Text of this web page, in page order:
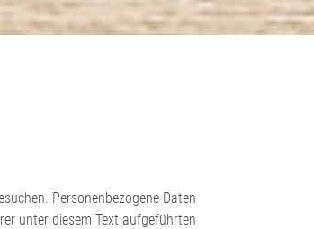
Personenbezogene Daten
unter diesem Text aufgeführten